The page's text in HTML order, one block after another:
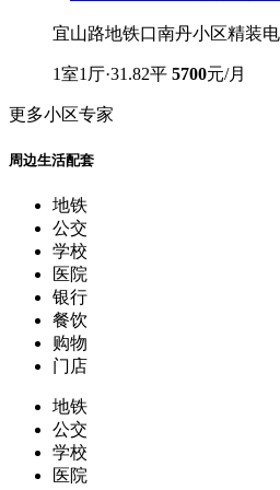
宜山路地铁口南丹小区精装
1室1厅·31.82平 5700元/月
更多小区专家
周边生活配套
地铁
公交
学校
医院
银行
餐饮
购物
门店
地铁
公交
学校
医院